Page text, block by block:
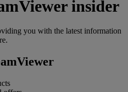
insider
you with the latest information